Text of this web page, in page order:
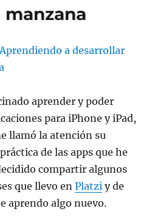
manzana
aprender y poder
para iPhone y iPad,
llamó la atención su
de las apps que he
compartir algunos
que llevo enPlatzi y de
aprendo algo nuevo.